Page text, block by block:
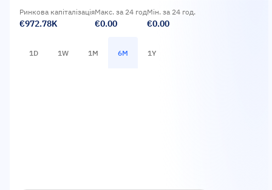
Ринкова капіталізація
€972.78K
Макс. за 24 год
€0.00
Мін. за 24 год.
€0.00
1D 1W 1M 6M 1Y